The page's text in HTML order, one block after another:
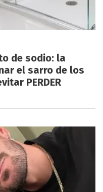
de sodio: la
el sarro de los
PERDER